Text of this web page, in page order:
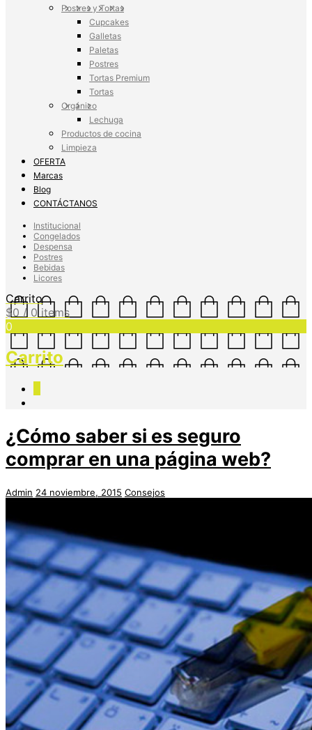
Postres y Tortas
Cupcakes
Galletas
Paletas
Postres
Tortas Premium
Tortas
Orgánico
Lechuga
Productos de cocina
Limpieza
OFERTA
Marcas
Blog
CONTÁCTANOS
Institucional
Congelados
Despensa
Postres
Bebidas
Licores
Carrito
$0 / 0 items
0
Carrito
¿Cómo saber si es seguro
comprar en una página web?
Admin 24 noviembre, 2015 Consejos